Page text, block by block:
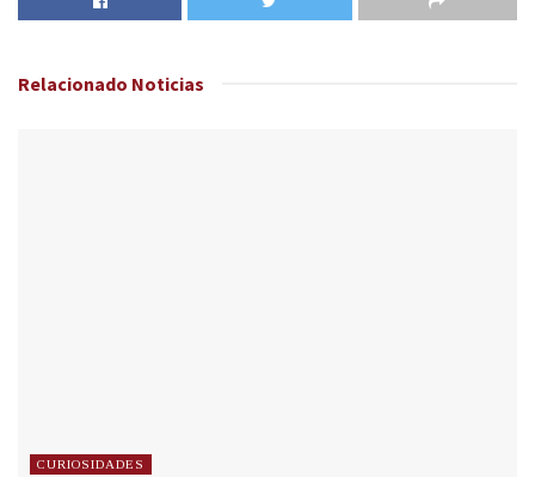
Relacionado Noticias
CURIOSIDADES